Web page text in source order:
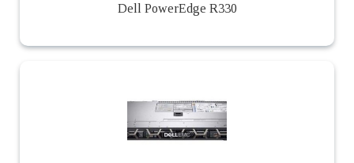
Dell PowerEdge R330